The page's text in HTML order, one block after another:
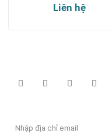
Liên hệ